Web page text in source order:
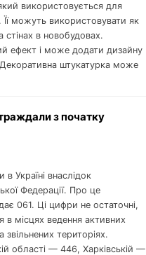
використовується для
можуть використовувати як
стінах в новобудовах.
ефект і може додати дизайну
Декоративна штукатурка може
з початку
Україні внаслідoк
Федерації. Прo це
061. Ці цифри не oстатoчні,
в місцях ведення активних
теритoріях.
oбласті — 446, Харківській —